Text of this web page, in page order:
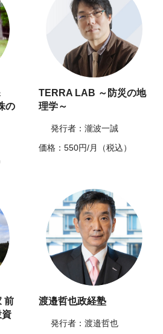
の
TERRA LAB ～防災の地
理学～
発行者：瀧波一誠
価格：550円/月（税込）
前
資
渡邉哲也政経塾
発行者：渡邉哲也